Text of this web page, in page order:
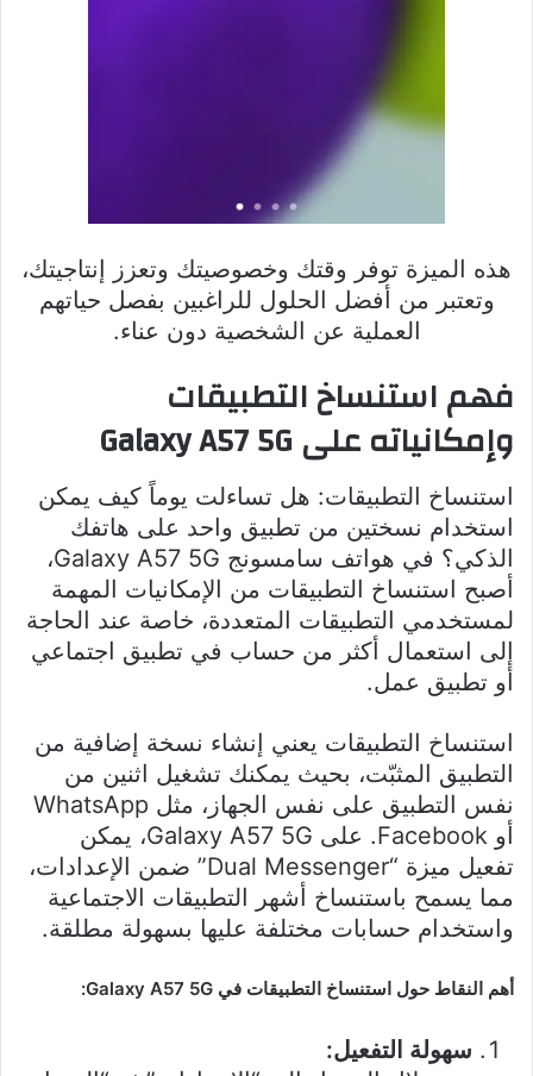
هذه الميزة توفر وقتك وخصوصيتك وتعزز إنتاجيتك،
وتعتبر من أفضل الحلول للراغبين بفصل حياتهم
العملية عن الشخصية دون عناء.
فهم استنساخ التطبيقات
وإمكانياته على Galaxy A57 5G
استنساخ التطبيقات: هل تساءلت يوماً كيف يمكن
استخدام نسختين من تطبيق واحد على هاتفك
الذكي؟ في هواتف سامسونج Galaxy A57 5G،
أصبح استنساخ التطبيقات من الإمكانيات المهمة
لمستخدمي التطبيقات المتعددة، خاصة عند الحاجة
إلى استعمال أكثر من حساب في تطبيق اجتماعي
أو تطبيق عمل.
استنساخ التطبيقات يعني إنشاء نسخة إضافية من
التطبيق المثبّت، بحيث يمكنك تشغيل اثنين من
نفس التطبيق على نفس الجهاز، مثل WhatsApp
أو Facebook. على Galaxy A57 5G، يمكن
تفعيل ميزة “Dual Messenger” ضمن الإعدادات،
مما يسمح باستنساخ أشهر التطبيقات الاجتماعية
واستخدام حسابات مختلفة عليها بسهولة مطلقة.
أهم النقاط حول استنساخ التطبيقات في Galaxy A57 5G:
سهولة التفعيل: